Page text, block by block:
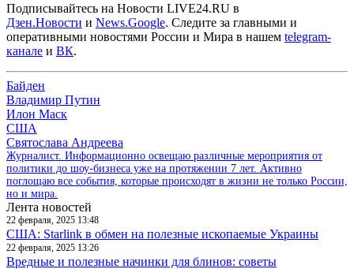
Подписывайтесь на Новости LIVE24.RU в
Дзен.Новости и News.Google. Следите за главными и
оперативными новостями России и Мира в нашем telegram-
канале и ВК.
Байден
Владимир Путин
Илон Маск
США
Святослава Андреева
Журналист. Информационно освещаю различные мероприятия от
политики до шоу-бизнеса уже на протяжении 7 лет. Активно
поглощаю все события, которые происходят в жизни не только России,
но и мира.
Лента новостей
22 февраля, 2025 13:48
США: Starlink в обмен на полезные ископаемые Украины
22 февраля, 2025 13:26
Вредные и полезные начинки для блинов: советы